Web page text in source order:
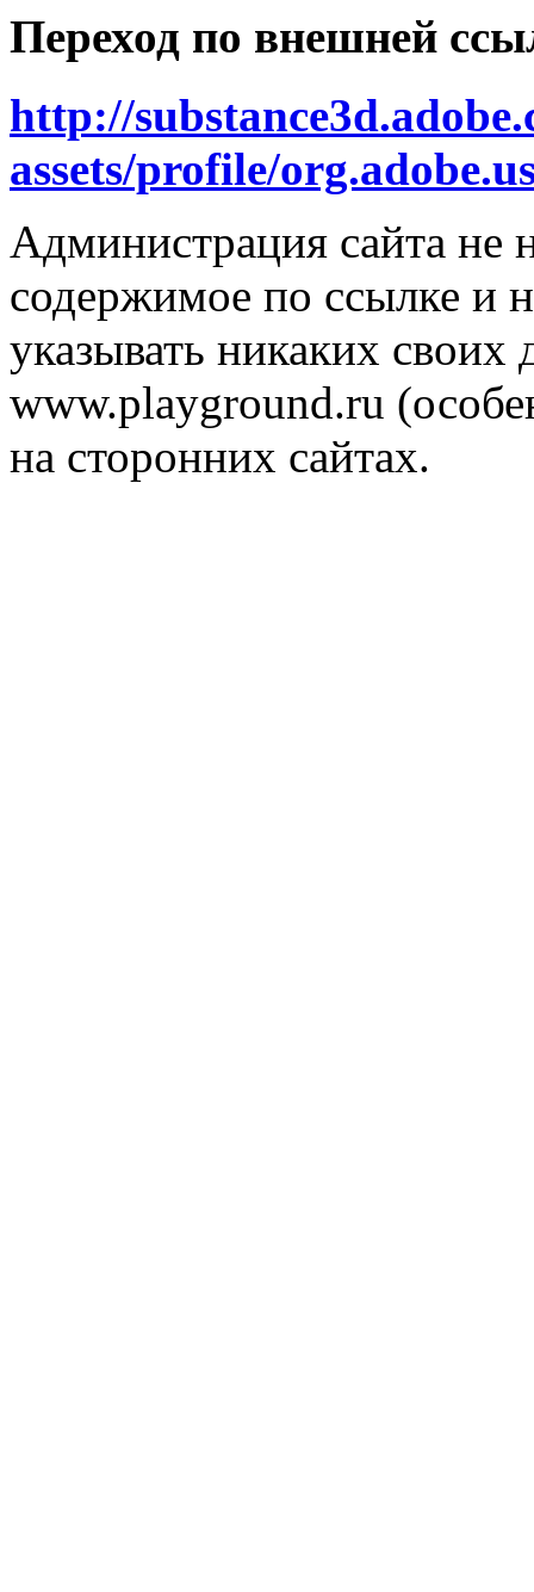
Переход по внешней
http://
assets/profile/
Администрация сайта не
содержимое по ссылке и
указывать никаких
www.playground.ru
на сторонних сайтах.